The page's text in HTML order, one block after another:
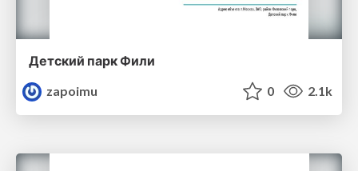
Детский парк Фили
zapoimu
0 2.1k